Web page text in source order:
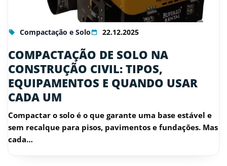
Compactação e Solo 22.12.2025
COMPACTAÇÃO DE SOLO NA
CONSTRUÇÃO CIVIL: TIPOS,
EQUIPAMENTOS E QUANDO USAR
CADA UM
Compactar o solo é o que garante uma base estável e
sem recalque para pisos, pavimentos e fundações. Mas
cada…